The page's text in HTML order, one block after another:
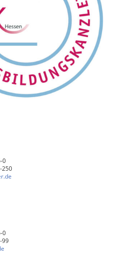
0
250
0
99